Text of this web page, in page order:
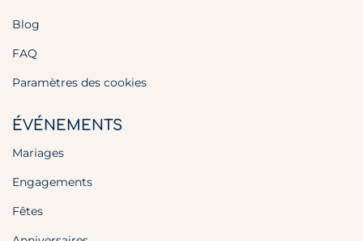
Blog
FAQ
Paramètres des cookies
ÉVÉNEMENTS
Mariages
Engagements
Fêtes